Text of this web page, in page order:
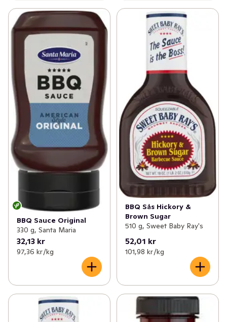
BBQ Sauce Original
330 g, Santa Maria
32,13 kr
97,36 kr /kg
BBQ Sås Hickory &
Brown Sugar
510 g, Sweet Baby Ray's
52,01 kr
101,98 kr /kg